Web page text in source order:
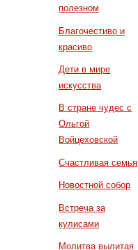
полезном
Благочестиво и
красиво
Дети в мире
искусства
В стране чудес с
Ольгой
Войцеховской
Счастливая семья
Новостной собор
Встреча за
кулисами
Молитва вылитая